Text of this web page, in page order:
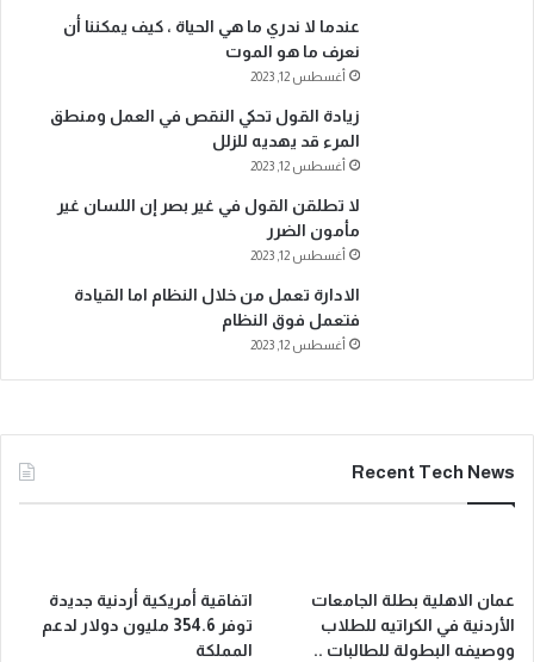
عندما لا ندري ما هي الحياة ، كيف يمكننا أن
نعرف ما هو الموت
أغسطس 12, 2023
زيادة القول تحكي النقص في العمل ومنطق
المرء قد يهديه للزلل
أغسطس 12, 2023
لا تطلقن القول في غير بصر إن اللسان غير
مأمون الضرر
أغسطس 12, 2023
الادارة تعمل من خلال النظام اما القيادة
فتعمل فوق النظام
أغسطس 12, 2023
Recent Tech News
عمان الاهلية بطلة الجامعات
الأردنية في الكراتيه للطلاب
ووصيفه البطولة للطالبات ..
اتفاقية أمريكية أردنية جديدة
توفر 354.6 مليون دولار لدعم
المملكة